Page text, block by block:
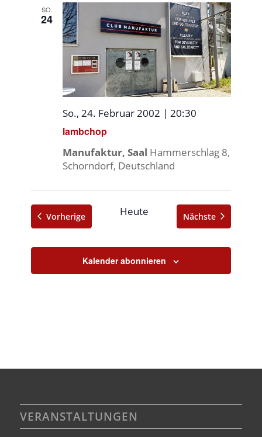
SO.
24
lambchop
So., 24. Februar 2002 | 20:30
Manufaktur, Saal Hammerschlag 8,
Schorndorf, Deutschland
VorherigeVeranstaltungen
Heute Nächste
Kalender abonnieren
VERANSTALTUNGEN